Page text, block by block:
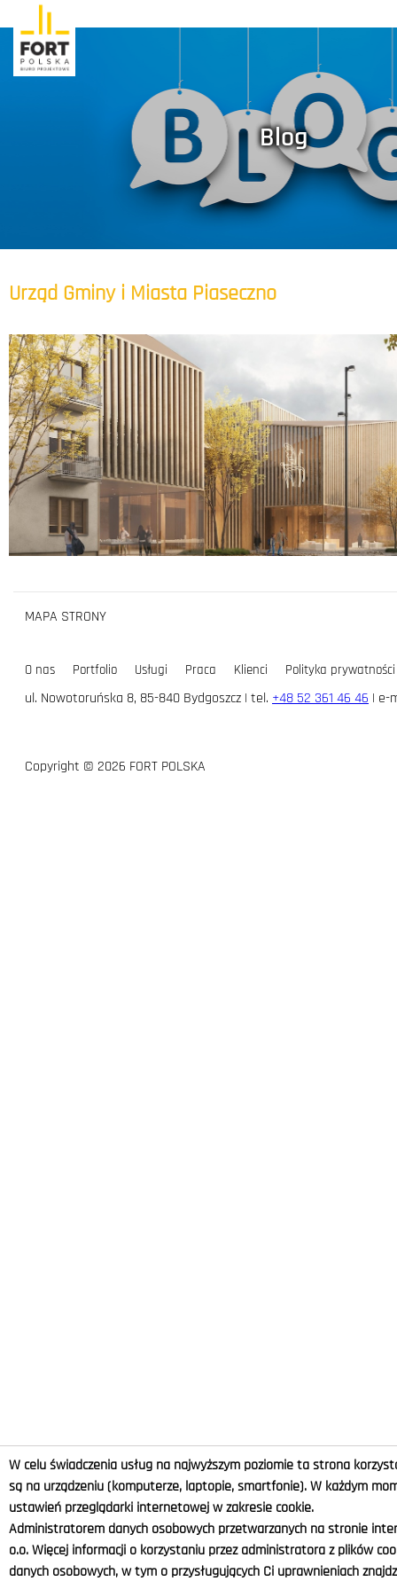
Blog
Urząd Gminy i Miasta Piaseczno
MAPA STRONY
O nas Portfolio Usługi Praca Klienci
Polityka prywatności
ul. Nowotoruńska 8, 85-840 Bydgoszcz | tel. +48 52 361 46 46 | e-
Copyright © 2026 FORT POLSKA
W celu świadczenia usług na najwyższym poziomie ta strona
są na urządzeniu (komputerze, laptopie, smartfonie). W każdym
ustawień przeglądarki internetowej w zakresie cookie.
Administratorem danych osobowych przetwarzanych na stronie
o.o. Więcej informacji o korzystaniu przez administratora z plików
danych osobowych, w tym o przysługujących Ci uprawnieniach